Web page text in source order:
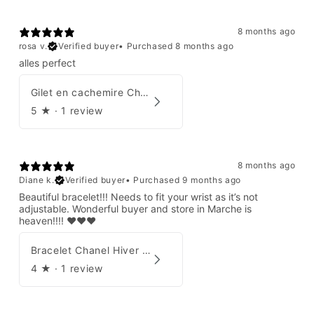
8 months ago
rosa v.
Verified buyer• Purchased 8 months ago
alles perfect
Gilet en cachemire Chanel Automne 1995
5 ★ · 1 review
8 months ago
Diane k.
Verified buyer• Purchased 9 months ago
Beautiful bracelet!!! Needs to fit your wrist as it’s not
adjustable. Wonderful buyer and store in Marche is
heaven!!!! ❤️❤️❤️
Bracelet Chanel Hiver 1997
4 ★ · 1 review